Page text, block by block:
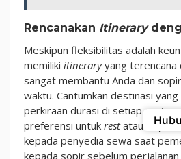
Rencanakan Itinerary
Meskipun fleksibilitas adalah
memiliki itineraryyang terencana
sangat membantu Anda dan
waktu. Cantumkan destinasi yang
perkiraan durasi di setiap
spot ,
preferensi untuk restatau
kepada penyedia sewa saat
kepada sopir sebelum perjalanan